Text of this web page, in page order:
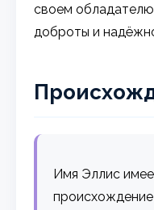
своем
доброты и
Имя Эллис